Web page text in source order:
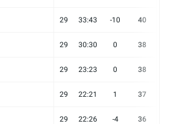
29 33:43 -10 40
29 30:30 0 38
29 23:23 0 38
29 22:21 1 37
29 22:26 -4 36